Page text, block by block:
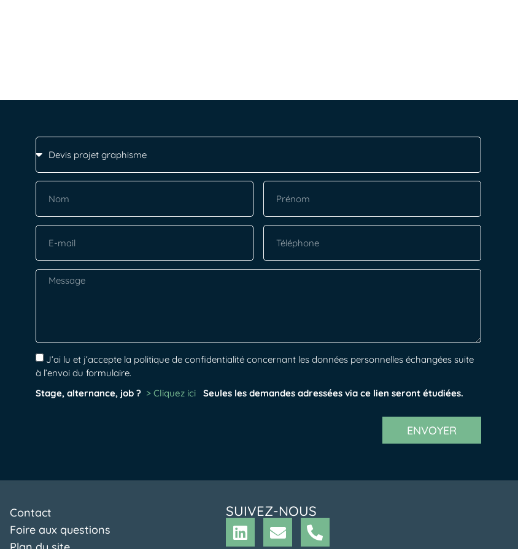
J’ai lu et j’accepte la politique de confidentialité concernant les données personnelles échangées suite
à l’envoi du formulaire.
Stage, alternance, job ? > Cliquez ici Seules les demandes adressées via ce lien seront étudiées.
ENVOYER
Contact
Foire aux questions
SUIVEZ-NOUS